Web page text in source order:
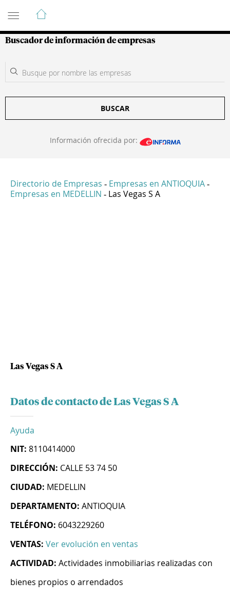
Guía de Empresas Colombianas
Buscador de información de empresas
BUSCAR
Información ofrecida por:
Directorio de Empresas - Empresas en ANTIOQUIA -
Empresas en MEDELLIN - Las Vegas S A
Las Vegas S A
Datos de contacto de Las Vegas S A
Ayuda
NIT: 8110414000
DIRECCIÓN: CALLE 53 74 50
CIUDAD: MEDELLIN
DEPARTAMENTO: ANTIOQUIA
TELÉFONO: 6043229260
VENTAS: Ver evolución en ventas
ACTIVIDAD: Actividades inmobiliarias realizadas con
bienes propios o arrendados